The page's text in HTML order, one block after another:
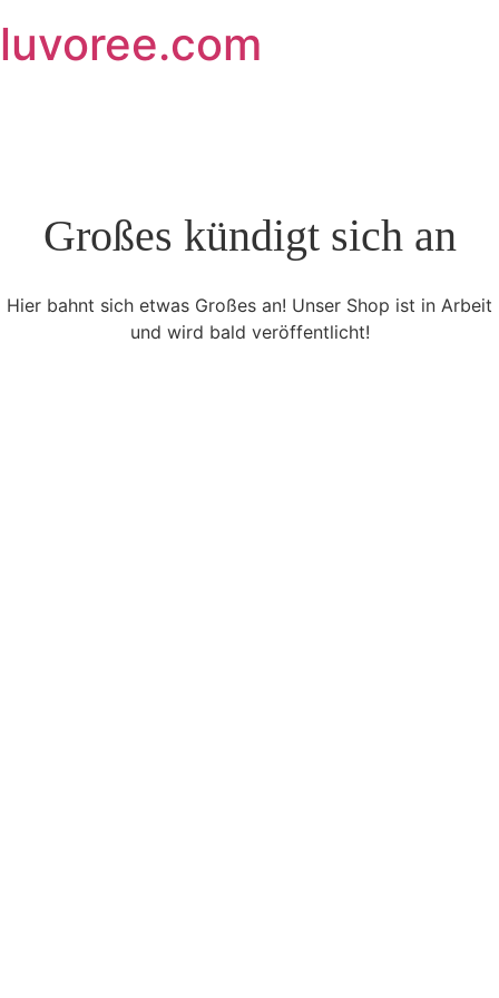
to
content
luvoree.com
Großes kündigt sich an
Hier bahnt sich etwas Großes an! Unser Shop ist in Arbeit
und wird bald veröffentlicht!